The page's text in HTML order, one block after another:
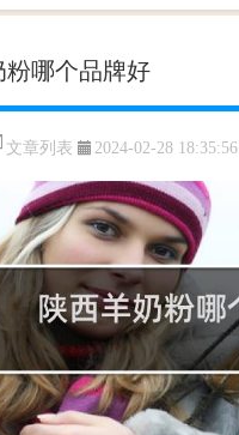
哪个品牌好
文章列表 2024-02-28 18:35:56